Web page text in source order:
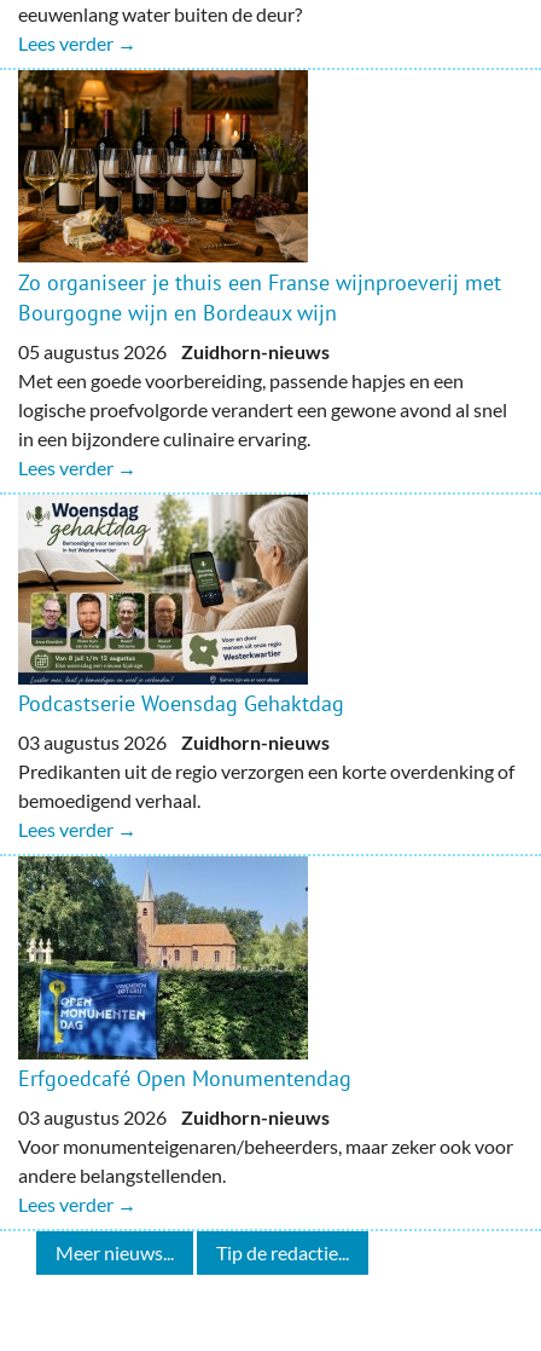
eeuwenlang water buiten de deur?
Lees verder →
Zo organiseer je thuis een Franse wijnproeverij met
Bourgogne wijn en Bordeaux wijn
05 augustus 2026 Zuidhorn-nieuws
Met een goede voorbereiding, passende hapjes en een
logische proefvolgorde verandert een gewone avond al snel
in een bijzondere culinaire ervaring.
Lees verder →
Podcastserie Woensdag Gehaktdag
03 augustus 2026 Zuidhorn-nieuws
Predikanten uit de regio verzorgen een korte overdenking of
bemoedigend verhaal.
Lees verder →
Erfgoedcafé Open Monumentendag
03 augustus 2026 Zuidhorn-nieuws
Voor monumenteigenaren/beheerders, maar zeker ook voor
andere belangstellenden.
Lees verder →
Meer nieuws... Tip de redactie...